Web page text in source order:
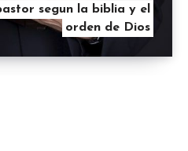
segun la biblia y el
orden de Dios